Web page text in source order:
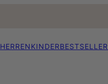
HERRENKINDERBESTSELLER